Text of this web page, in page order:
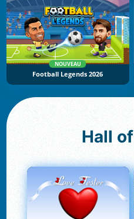
NOUVEAU
Football Legends 2026
Hall of